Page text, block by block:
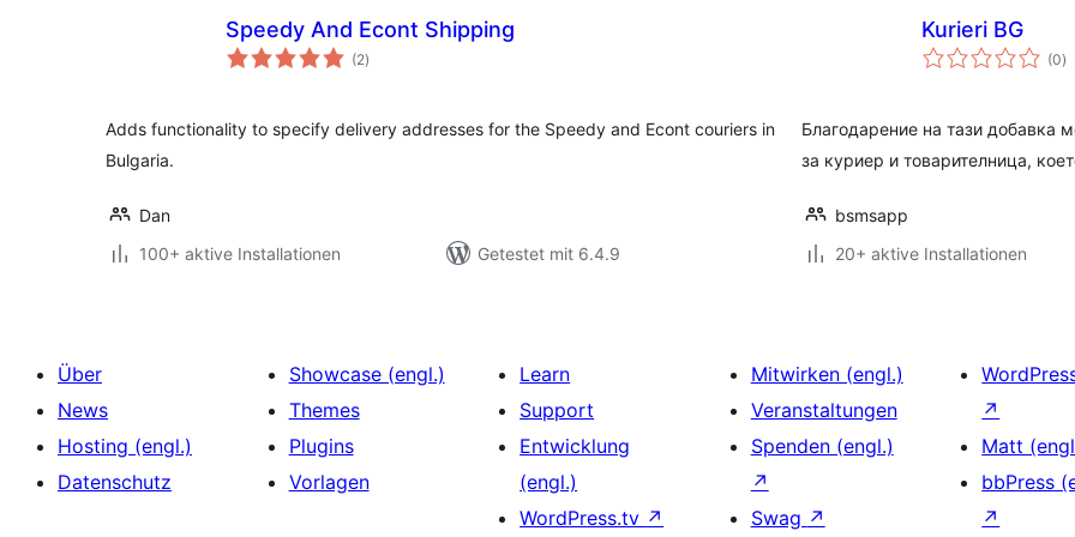
Speedy And Econt Shipping
(2Bewertungen
insgesamt
)
Adds functionality to specify delivery addresses for the Speedy and Econt couriers in
Bulgaria.
Dan
100+ aktive Installationen
Getestet mit 6.4.9
Kurieri BG
(0)
Благодарение на тази добавка
за куриер и товарителница,
bsmsapp
20+ aktive Installationen
Über
News
Hosting (engl.)
Datenschutz
Showcase (engl.)
Themes
Plugins
Vorlagen
Learn
Support
Entwicklung
(engl.)
WordPress.tv ↗
Mitwirken (engl.)
Veranstaltungen
Spenden (engl.)
↗
Swag ↗
↗
Matt
bbPress
↗